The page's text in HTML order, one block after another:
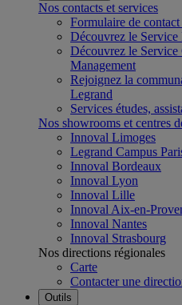
Nos contacts et services
Formulaire de
Découvrez le Service
Découvrez le
Management
Rejoignez la
Legrand
Services études,
Nos showrooms et centres
Innoval Limoges
Legrand Campus
Innoval Bordeaux
Innoval Lyon
Innoval Lille
Innoval Aix-en-
Innoval Nantes
Innoval Strasbourg
Nos directions régionales
Carte
Contacter une
Outils